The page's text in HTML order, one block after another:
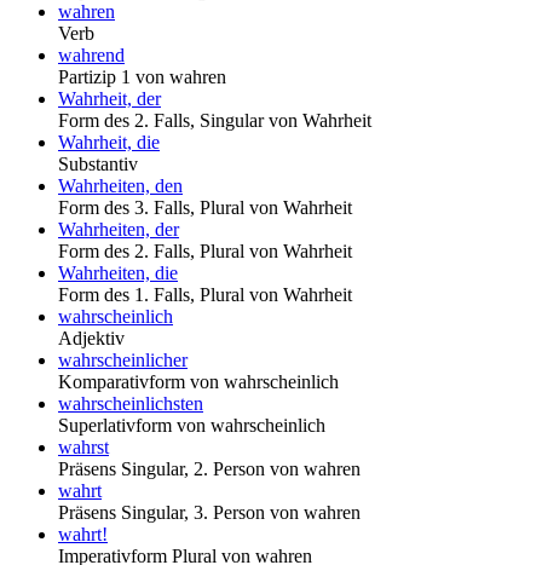
wahren
Verb
wahrend
Partizip 1 von wahren
Wahrheit, der
Form des 2. Falls, Singular von Wahrheit
Wahrheit, die
Substantiv
Wahrheiten, den
Form des 3. Falls, Plural von Wahrheit
Wahrheiten, der
Form des 2. Falls, Plural von Wahrheit
Wahrheiten, die
Form des 1. Falls, Plural von Wahrheit
wahrscheinlich
Adjektiv
wahrscheinlicher
Komparativform von wahrscheinlich
wahrscheinlichsten
Superlativform von wahrscheinlich
wahrst
Präsens Singular, 2. Person von wahren
wahrt
Präsens Singular, 3. Person von wahren
wahrt!
Imperativform Plural von wahren